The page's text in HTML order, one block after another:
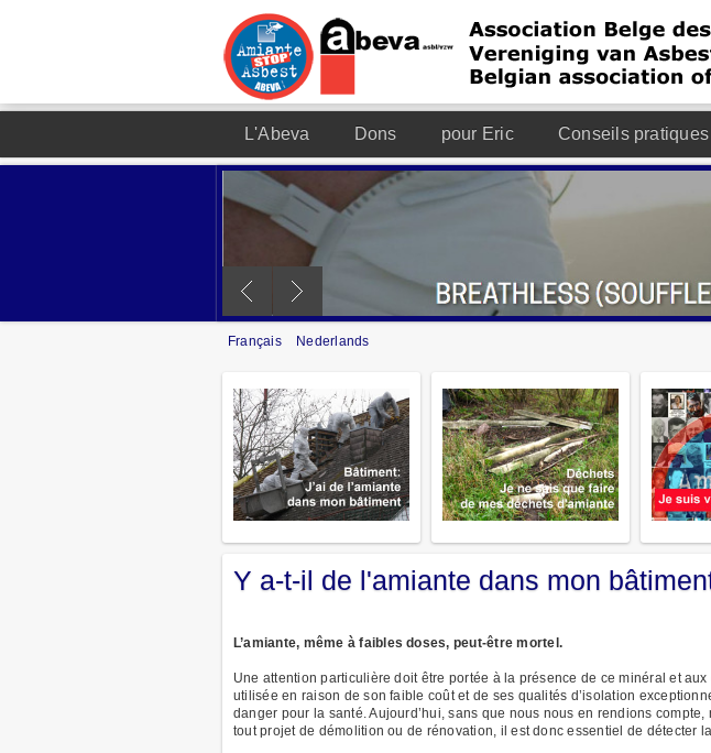
L'Abeva Dons pour Eric Conseils pratiques
Français Nederlands
Y a-t-il de l'amiante dans mon
L’amiante, même à faibles doses, peut-être mortel.
Une attention particulière doit être portée à la présence de ce minéral et
utilisée en raison de son faible coût et de ses qualités d’isolation
danger pour la santé. Aujourd’hui, sans que nous nous en rendions
tout projet de démolition ou de rénovation, il est donc essentiel de détecter